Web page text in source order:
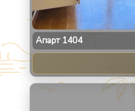
Апарт 1404